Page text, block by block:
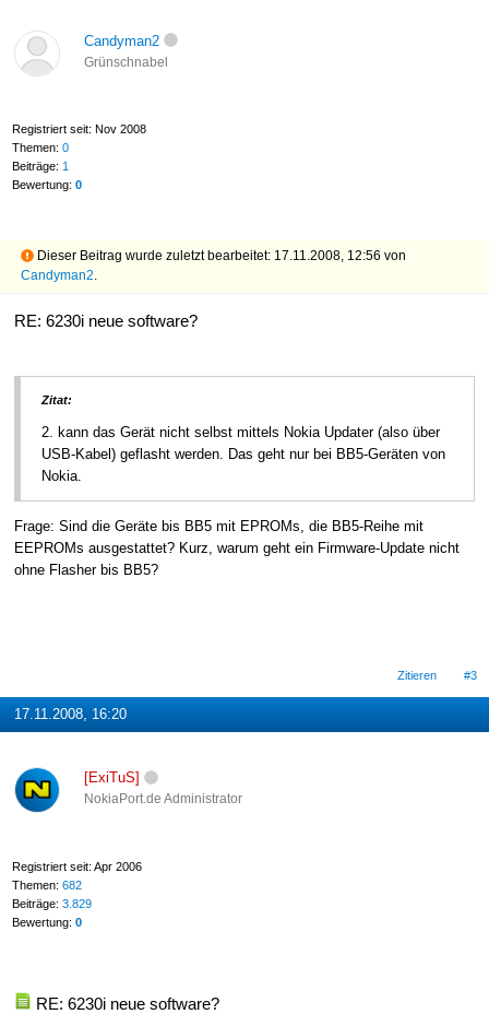
Candyman2
Grünschnabel
Registriert seit: Nov 2008
Themen: 0
Beiträge: 1
Bewertung: 0
Dieser Beitrag wurde zuletzt bearbeitet: 17.11.2008, 12:56 von
Candyman2.
RE: 6230i neue software?
Zitat:
2. kann das Gerät nicht selbst mittels Nokia Updater (also über
USB-Kabel) geflasht werden. Das geht nur bei BB5-Geräten von
Nokia.
Frage: Sind die Geräte bis BB5 mit EPROMs, die BB5-Reihe mit
EEPROMs ausgestattet? Kurz, warum geht ein Firmware-Update nicht
ohne Flasher bis BB5?
Zitieren #3
17.11.2008, 16:20
[ExiTuS]
NokiaPort.de Administrator
Registriert seit: Apr 2006
Themen: 682
Beiträge: 3.829
Bewertung: 0
RE: 6230i neue software?